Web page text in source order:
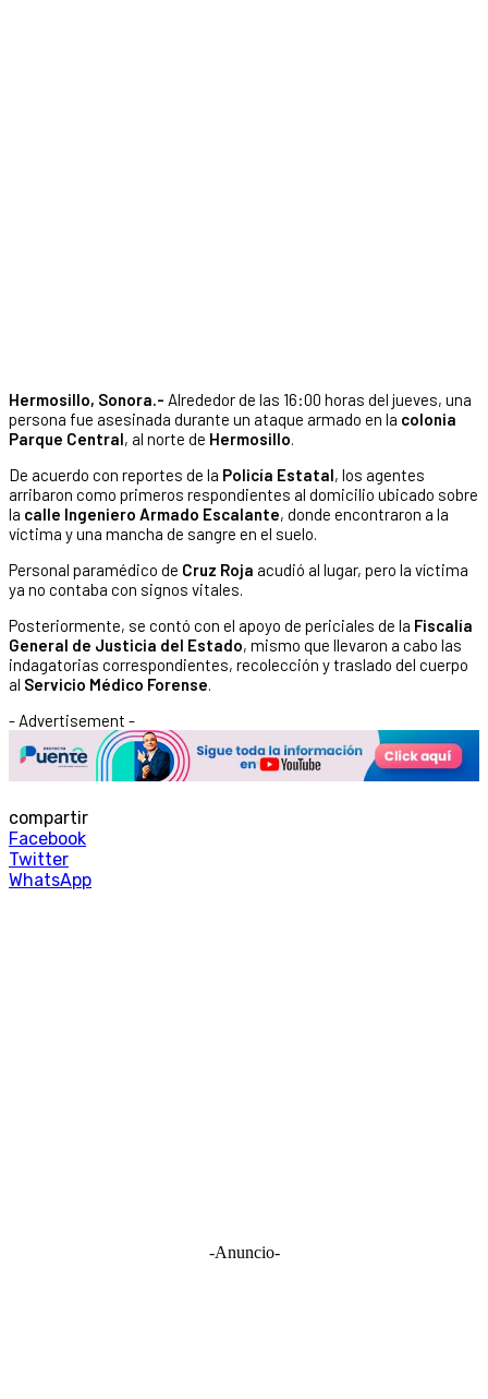
Hermosillo, Sonora.- Alrededor de las 16:00 horas del jueves, una
persona fue asesinada durante un ataque armado en la colonia
Parque Central, al norte de Hermosillo.
De acuerdo con reportes de la Policía Estatal, los agentes
arribaron como primeros respondientes al domicilio ubicado sobre
la calle Ingeniero Armado Escalante, donde encontraron a la
víctima y una mancha de sangre en el suelo.
Personal paramédico de Cruz Roja acudió al lugar, pero la víctima
ya no contaba con signos vitales.
Posteriormente, se contó con el apoyo de periciales de la Fiscalía
General de Justicia del Estado, mismo que llevaron a cabo las
indagatorias correspondientes, recolección y traslado del cuerpo
al Servicio Médico Forense.
- Advertisement -
compartir
Facebook
Twitter
WhatsApp
-Anuncio-